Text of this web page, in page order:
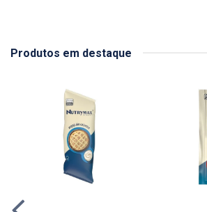
Produtos em destaque